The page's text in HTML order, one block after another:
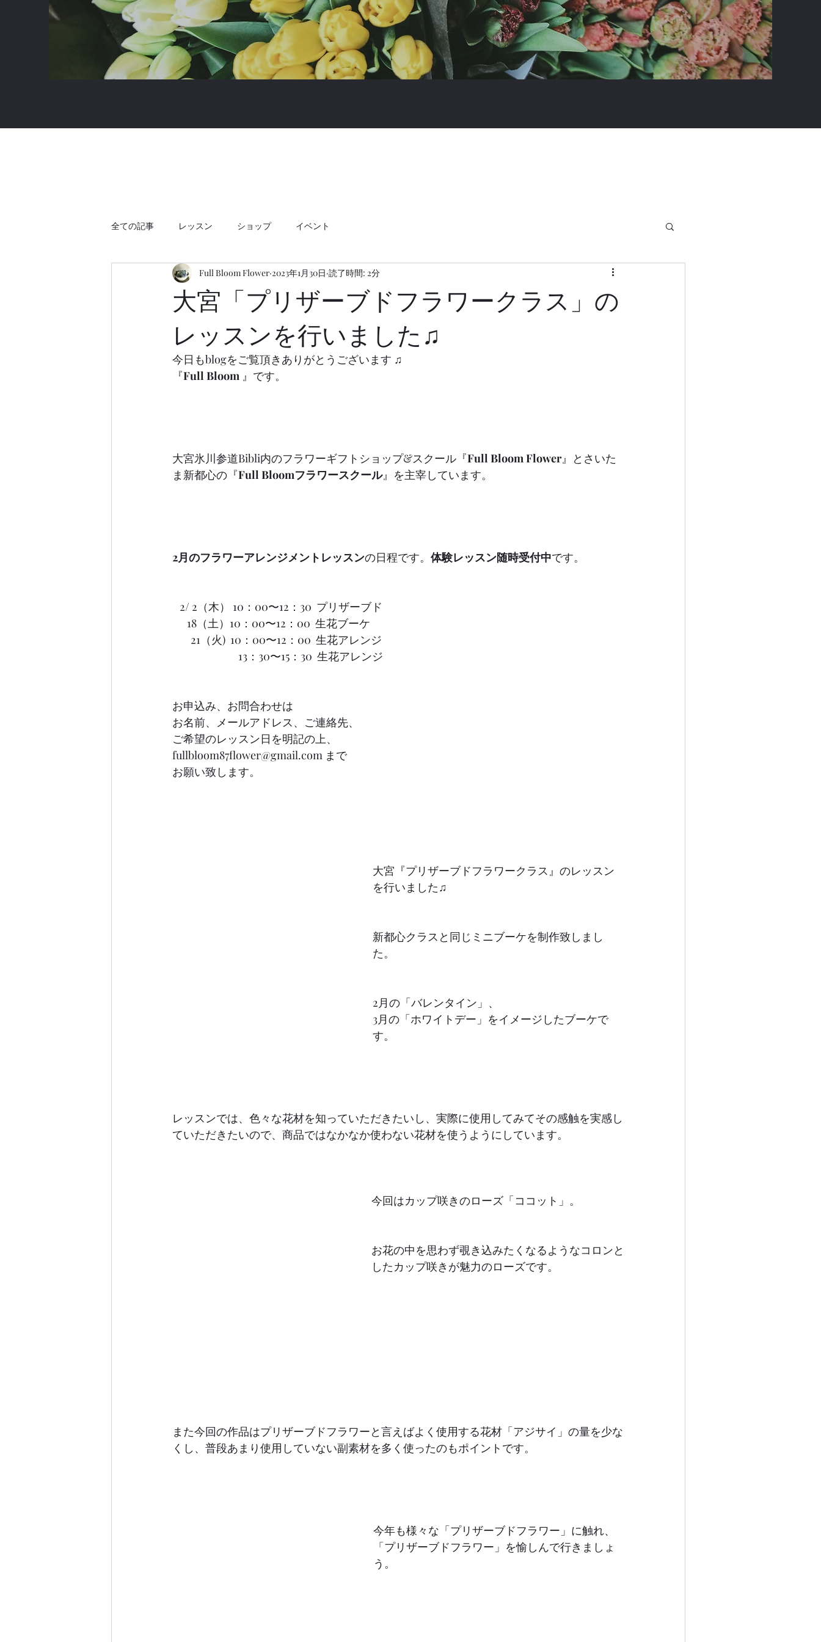
全ての記事 レッスン ショップ イベント
大宮「プリザーブドフラワークラス」の
レッスンを行いました♫
Full Bloom Flower 2023年1月30日 読了時間: 2分
今日もblogをご覧頂きありがとうございます ♫
『Full Bloom 』です。
大宮氷川参道Bibli内のフラワーギフトショップ&スクール『Full Bloom Flower』とさいた
ま新都心の『Full Bloomフラワースクール』を主宰しています。
2月のフラワーアレンジメントレッスンの日程です。 体験レッスン随時受付中です。
   2/ 2（木） 10：00〜12：30  プリザーブド
      18（土）10：00〜12：00  生花ブーケ
21（火)  10：00〜12：00  生花アレンジ
13：30〜15：30  生花アレンジ
お申込み、お問合わせは
お名前、メールアドレス、ご連絡先、
ご希望のレッスン日を明記の上、
fullbloom87flower@gmail.com まで
お願い致します。
大宮『プリザーブドフラワークラス』のレッスン
を行いました♫
新都心クラスと同じミニブーケを制作致しまし
た。
2月の「バレンタイン」、
3月の「ホワイトデー」をイメージしたブーケで
す。
レッスンでは、色々な花材を知っていただきたいし、実際に使用してみてその感触を実感し
ていただきたいので、商品ではなかなか使わない花材を使うようにしています。
今回はカップ咲きのローズ「ココット」。
お花の中を思わず覗き込みたくなるようなコロンと
したカップ咲きが魅力のローズです。
また今回の作品はプリザーブドフラワーと言えばよく使用する花材「アジサイ」の量を少な
くし、普段あまり使用していない副素材を多く使ったのもポイントです。
今年も様々な「プリザーブドフラワー」に触れ、
「プリザーブドフラワー」を愉しんで行きましょ
う。